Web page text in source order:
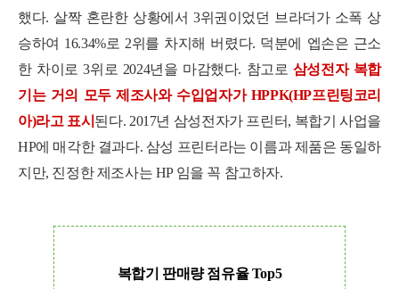
했다. 살짝 혼란한 상황에서 3위권이었던 브라더가 소폭 상
승하여 16.34%로 2위를 차지해 버렸다. 덕분에 엡손은 근소
한 차이로 3위로 2024년을 마감했다. 참고로 삼성전자 복합
기는 거의 모두 제조사와 수입업자가 HPPK(HP프린팅코리
아)라고 표시 된다. 2017년 삼성전자가 프린터, 복합기 사업을
HP에 매각한 결과다. 삼성 프린터라는 이름과 제품은 동일하
지만, 진정한 제조사는 HP 임을 꼭 참고하자.
복합기 판매량 점유율 Top5
세부정보 열기/접기